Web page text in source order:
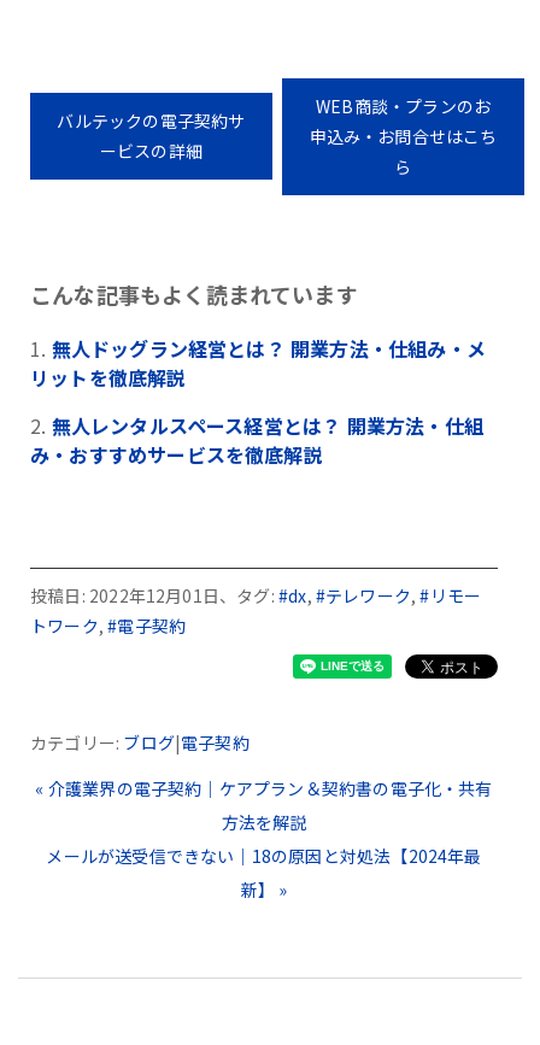
バルテックの電子契約サ
ービスの詳細
WEB商談・プランのお
申込み・お問合せはこち
ら
こんな記事もよく読まれています
無人ドッグラン経営とは？ 開業方法・仕組み・メ
リットを徹底解説
無人レンタルスペース経営とは？ 開業方法・仕組
み・おすすめサービスを徹底解説
投稿日: 2022年12月01日、タグ: #dx, #テレワーク,#リモー
トワーク,#電子契約
カテゴリー: ブログ|電子契約
« 介護業界の電子契約｜ケアプラン＆契約書の電子化・共有
方法を解説
メールが送受信できない｜18の原因と対処法【2024年最
新】 »